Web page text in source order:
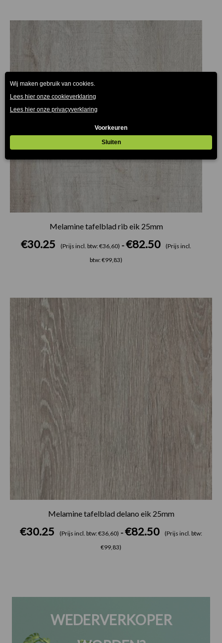
Melamine tafelblad rib eik 25mm
€30.25 (Prijs incl. btw: €36,60) -€82.50
(Prijs incl.
btw: €99,83)
Melamine tafelblad delano eik 25mm
€30.25 (Prijs incl. btw: €36,60) -€82.50
(Prijs incl. btw:
€99,83)
Prijsklasse:
tot
€82.50
WEDERVERKOPER